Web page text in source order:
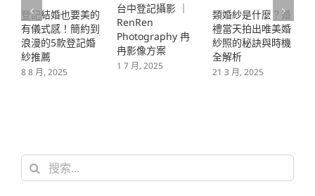
登記結婚也要美的
有儀式感！簡約到
浪漫的5款登記婚
紗推薦
8 8 月, 2025
台中登記攝影 ｜
RenRen
Photography 冉
冉影像方案
1 7 月, 2025
類婚紗是什麼？婚
禮當天拍出唯美婚
紗照的秘訣與時機
全解析
21 3 月, 2025
搜